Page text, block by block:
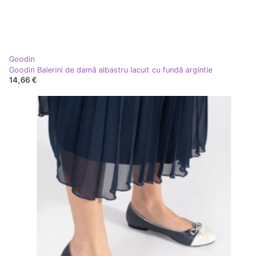
Goodin
Goodin Balerini de damă albastru lacuit cu fundă argintie
14,66 €